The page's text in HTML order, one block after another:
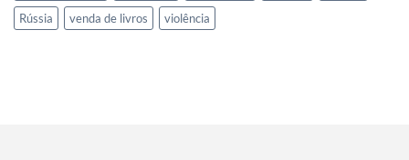
Rússia
venda de livros violência